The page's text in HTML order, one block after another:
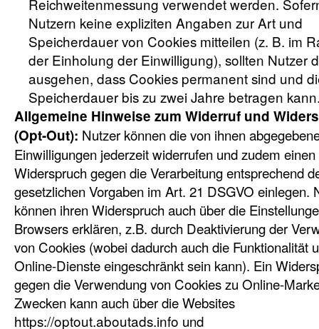
Reichweitenmessung verwendet werden.
Nutzern keine expliziten Angaben zur Art und
Speicherdauer von Cookies mitteilen (z. B. im
der Einholung der Einwilligung), sollten Nutzer
ausgehen, dass Cookies permanent sind und
Speicherdauer bis zu zwei Jahre betragen
Allgemeine Hinweise zum Widerruf und
(Opt-Out): Nutzer können die von ihnen
Einwilligungen jederzeit widerrufen und zudem einen
Widerspruch gegen die Verarbeitung entsprechend
gesetzlichen Vorgaben im Art. 21 DSGVO einlegen.
können ihren Widerspruch auch über die
Browsers erklären, z.B. durch Deaktivierung der
von Cookies (wobei dadurch auch die Funktionalität
Online-Dienste eingeschränkt sein kann). Ein
gegen die Verwendung von Cookies zu Online-
Zwecken kann auch über die Websites
https://optout.aboutads.info und